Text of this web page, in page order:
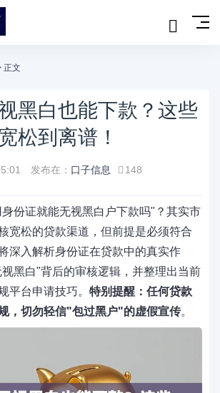
正文
黑白也能下款？这些
松到离谱！
发布在： 口子信息 148
份证就能无视黑白户下款吗"？其实市
宽松的贷款渠道，但前提是必须符合
深入解析身份证在贷款中的真实作
黑白"背后的审核逻辑，并整理出当前
平台申请技巧。 特别提醒：任何贷款
，切勿轻信"包过黑户"的虚假宣传。